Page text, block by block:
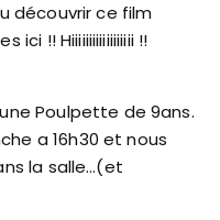
découvrir ce film
ici !! Hiiiiiiiiiiiiiiiiii !!
Poulpette de 9ans.
a 16h30 et nous
la salle…(et